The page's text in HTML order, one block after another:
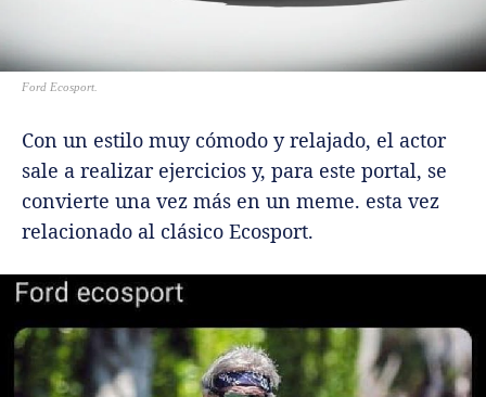
Ford Ecosport.
Con un estilo muy cómodo y relajado, el actor
sale a realizar ejercicios y, para este portal, se
convierte una vez más en un meme. esta vez
relacionado al clásico Ecosport.